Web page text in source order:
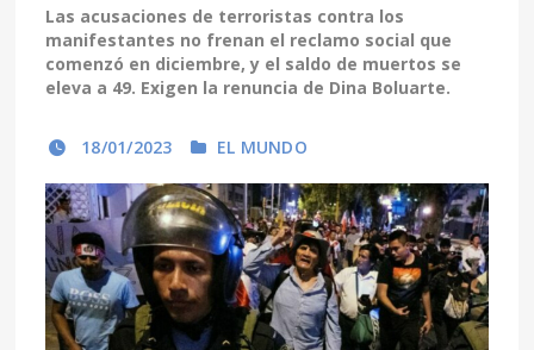
Las acusaciones de terroristas contra los
manifestantes no frenan el reclamo social que
comenzó en diciembre, y el saldo de muertos se
eleva a 49. Exigen la renuncia de Dina Boluarte.
18/01/2023 EL MUNDO